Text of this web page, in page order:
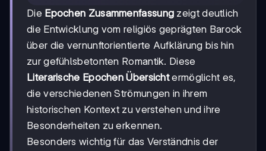
Die Epochen Zusammenfassung zeigt deutlich
die Entwicklung vom religiös geprägten Barock
über die vernunftorientierte Aufklärung bis hin
zur gefühlsbetonten Romantik. Diese
Literarische Epochen Übersichtermöglicht es,
die verschiedenen Strömungen in ihrem
historischen Kontext zu verstehen und ihre
Besonderheiten zu erkennen.
Besonders wichtig für das Verständnis der